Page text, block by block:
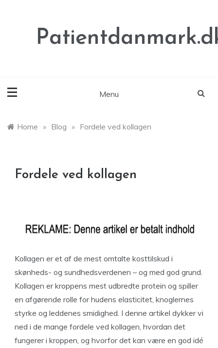
Menu
Home » Blog » Fordele ved kollagen
Fordele ved kollagen
Kollagen er et af de mest omtalte kosttilskud i
skønheds- og sundhedsverdenen – og med god grund.
Kollagen er kroppens mest udbredte protein og spiller
en afgørende rolle for hudens elasticitet, knoglernes
styrke og leddenes smidighed. I denne artikel dykker vi
ned i de mange fordele ved kollagen, hvordan det
fungerer i kroppen, og hvorfor det kan være en god idé